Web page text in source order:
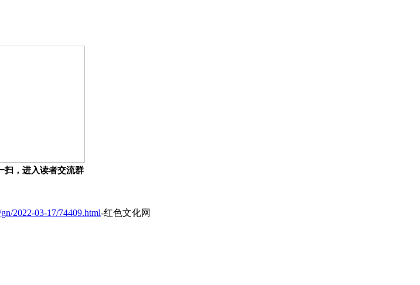
扫，进入读者交流群
2022-03-17/74409.html-红色文化网